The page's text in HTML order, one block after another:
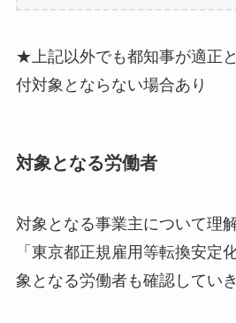
★上記以外でも都知事が適正
付対象とならない場合あり
対象となる労働者
対象となる事業主について理
「東京都正規雇用等転換安定
象となる労働者も確認してい